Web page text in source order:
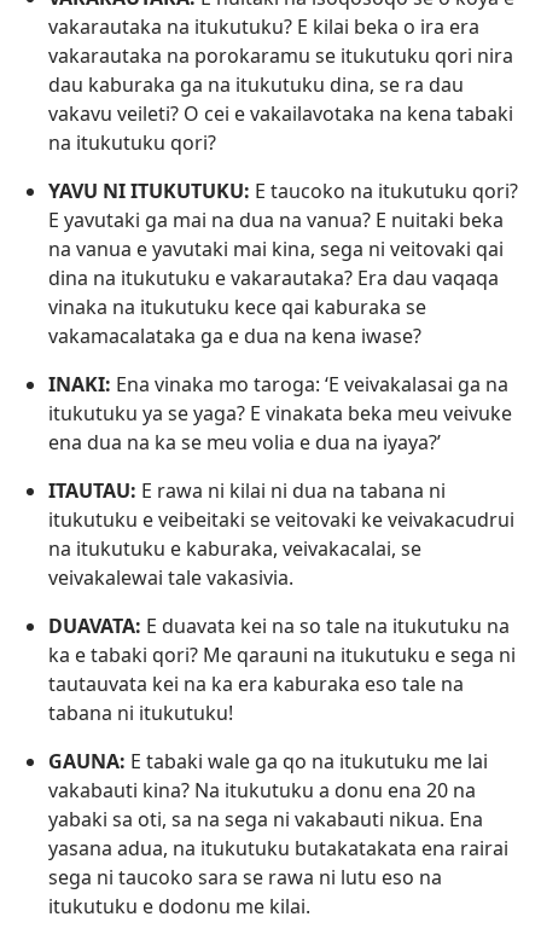
vakarautaka na itukutuku? E kilai beka o ira era
vakarautaka na porokaramu se itukutuku qori nira
dau kaburaka ga na itukutuku dina, se ra dau
vakavu veileti? O cei e vakailavotaka na kena tabaki
na itukutuku qori?
YAVU NI ITUKUTUKU: E taucoko na itukutuku qori?
E yavutaki ga mai na dua na vanua? E nuitaki beka
na vanua e yavutaki mai kina, sega ni veitovaki qai
dina na itukutuku e vakarautaka? Era dau vaqaqa
vinaka na itukutuku kece qai kaburaka se
vakamacalataka ga e dua na kena iwase?
INAKI: Ena vinaka mo taroga: ‘E veivakalasai ga na
itukutuku ya se yaga? E vinakata beka meu veivuke
ena dua na ka se meu volia e dua na iyaya?’
ITAUTAU: E rawa ni kilai ni dua na tabana ni
itukutuku e veibeitaki se veitovaki ke veivakacudrui
na itukutuku e kaburaka, veivakacalai, se
veivakalewai tale vakasivia.
DUAVATA: E duavata kei na so tale na itukutuku na
ka e tabaki qori? Me qarauni na itukutuku e sega ni
tautauvata kei na ka era kaburaka eso tale na
tabana ni itukutuku!
GAUNA: E tabaki wale ga qo na itukutuku me lai
vakabauti kina? Na itukutuku a donu ena 20 na
yabaki sa oti, sa na sega ni vakabauti nikua. Ena
yasana adua, na itukutuku butakatakata ena rairai
sega ni taucoko sara se rawa ni lutu eso na
itukutuku e dodonu me kilai.